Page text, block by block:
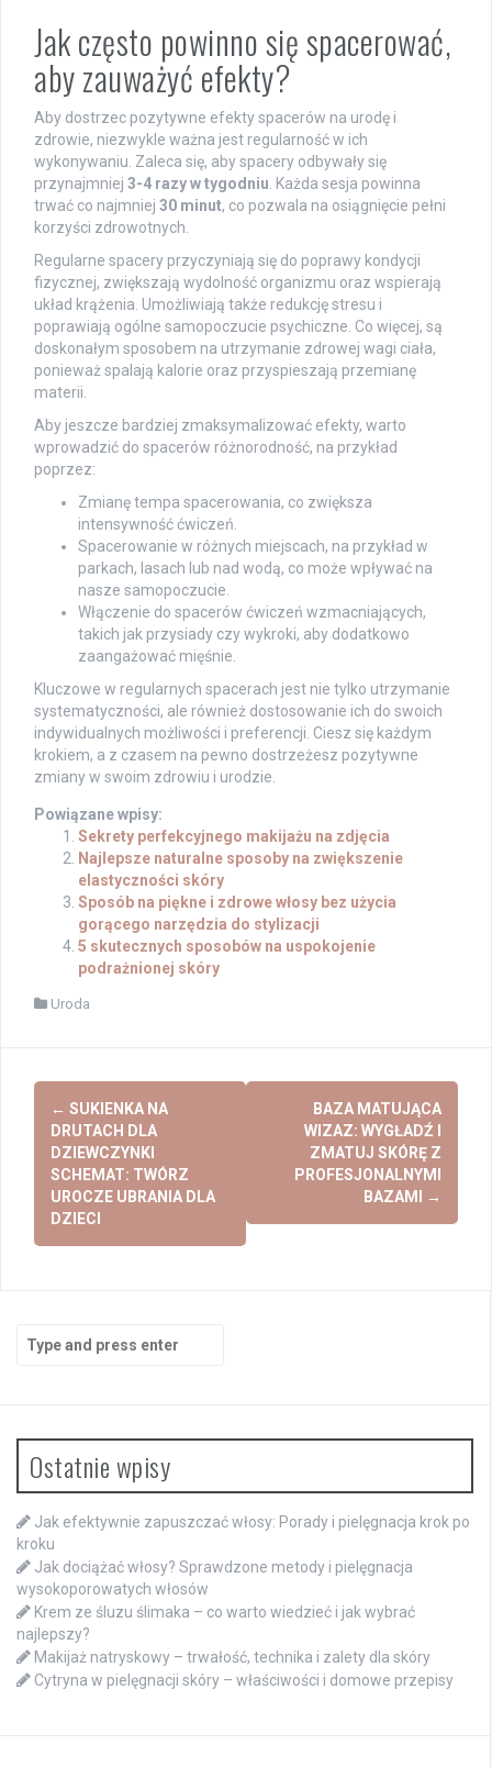
Jak często powinno się spacerować,
aby zauważyć efekty?
Aby dostrzec pozytywne efekty spacerów na urodę i
zdrowie, niezwykle ważna jest regularność w ich
wykonywaniu. Zaleca się, aby spacery odbywały się
przynajmniej 3-4 razy w tygodniu . Każda sesja powinna
trwać co najmniej 30 minut, co pozwala na osiągnięcie pełni
korzyści zdrowotnych.
Regularne spacery przyczyniają się do poprawy kondycji
fizycznej, zwiększają wydolność organizmu oraz wspierają
układ krążenia. Umożliwiają także redukcję stresu i
poprawiają ogólne samopoczucie psychiczne. Co więcej, są
doskonałym sposobem na utrzymanie zdrowej wagi ciała,
ponieważ spalają kalorie oraz przyspieszają przemianę
materii.
Aby jeszcze bardziej zmaksymalizować efekty, warto
wprowadzić do spacerów różnorodność, na przykład
poprzez:
Zmianę tempa spacerowania, co zwiększa
intensywność ćwiczeń.
Spacerowanie w różnych miejscach, na przykład w
parkach, lasach lub nad wodą, co może wpływać na
nasze samopoczucie.
Włączenie do spacerów ćwiczeń wzmacniających,
takich jak przysiady czy wykroki, aby dodatkowo
zaangażować mięśnie.
Kluczowe w regularnych spacerach jest nie tylko utrzymanie
systematyczności, ale również dostosowanie ich do swoich
indywidualnych możliwości i preferencji. Ciesz się każdym
krokiem, a z czasem na pewno dostrzeżesz pozytywne
zmiany w swoim zdrowiu i urodzie.
Powiązane wpisy:
Sekrety perfekcyjnego makijażu na zdjęcia
Najlepsze naturalne sposoby na zwiększenie
elastyczności skóry
Sposób na piękne i zdrowe włosy bez użycia
gorącego narzędzia do stylizacji
5 skutecznych sposobów na uspokojenie
podrażnionej skóry
Uroda
Post
navigation
← SUKIENKA NA
DRUTACH DLA
DZIEWCZYNKI
SCHEMAT: TWÓRZ
UROCZE UBRANIA DLA
DZIECI
BAZA MATUJĄCA
WIZAZ: WYGŁADŹ I
ZMATUJ SKÓRĘ Z
PROFESJONALNYMI
BAZAMI
→
for:
Ostatnie wpisy
Jak efektywnie zapuszczać włosy: Porady i pielęgnacja krok po
kroku
Jak dociążać włosy? Sprawdzone metody i pielęgnacja
wysokoporowatych włosów
Krem ze śluzu ślimaka – co warto wiedzieć i jak wybrać
najlepszy?
Makijaż natryskowy – trwałość, technika i zalety dla skóry
Cytryna w pielęgnacji skóry – właściwości i domowe przepisy